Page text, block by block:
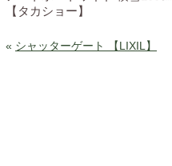
【タカショー】
« シャッターゲート 【LIXIL】